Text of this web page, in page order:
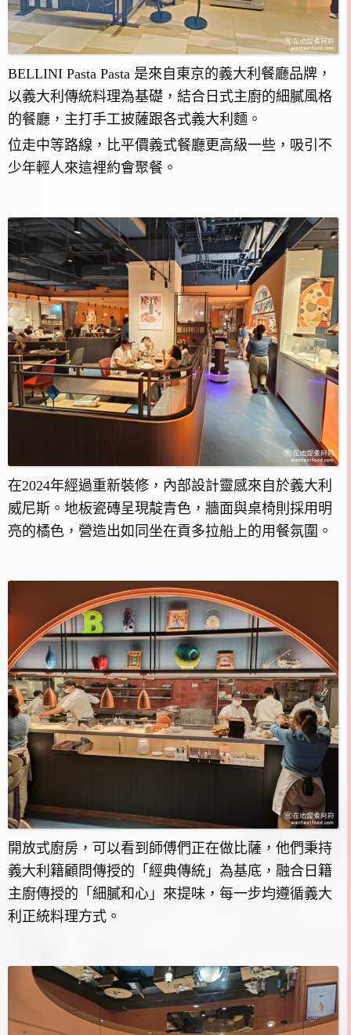
BELLINI Pasta Pasta 是來自東京的義大利餐廳品牌，
以義大利傳統料理為基礎，結合日式主廚的細膩風格
的餐廳，主打手工披薩跟各式義大利麵。
位走中等路線，比平價義式餐廳更高級一些，吸引不
少年輕人來這裡約會聚餐。
在2024年經過重新裝修，內部設計靈感來自於義大利
威尼斯。地板瓷磚呈現靛青色，牆面與桌椅則採用明
亮的橘色，營造出如同坐在貢多拉船上的用餐氛圍。
開放式廚房，可以看到師傅們正在做比薩，他們秉持
義大利籍顧問傳授的「經典傳統」為基底，融合日籍
主廚傳授的「細膩和心」來提味，每一步均遵循義大
利正統料理方式。